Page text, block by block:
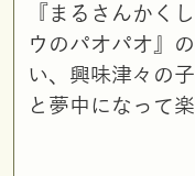
『まるさんかく
ウのパオパオ』
い、興味津々の
と夢中になって